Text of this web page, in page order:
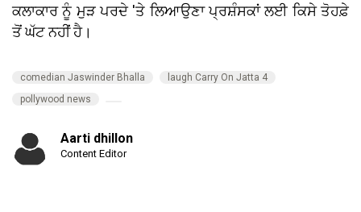
ਕਲਾਕਾਰ ਨੂੰ ਮੁੜ ਪਰਦੇ 'ਤੇ ਲਿਆਉਣਾ ਪ੍ਰਸ਼ੰਸਕਾਂ ਲਈ ਕਿਸੇ ਤੋਹਫ਼ੇ
ਤੋਂ ਘੱਟ ਨਹੀਂ ਹੈ।
comedian Jaswinder Bhalla
laugh Carry On Jatta 4
pollywood news
Aarti dhillon
Content Editor